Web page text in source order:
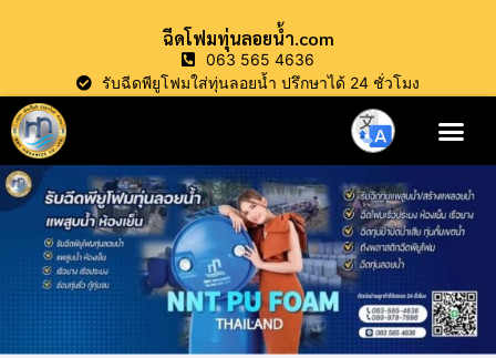
ฉีดโฟมทุ่นลอยน้ำ.com
063 565 4636
รับฉีดพียูโฟมใส่ทุ่นลอยน้ำ ปรึกษาได้ 24 ชั่วโมง